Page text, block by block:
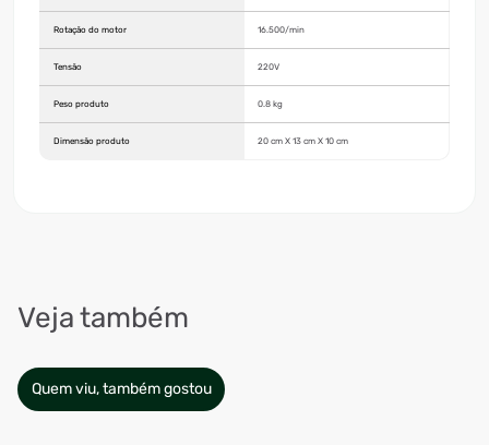
Rotação do motor 16.500/min
Tensão 220V
Peso produto 0.8 kg
Dimensão produto 20 cm X 13 cm X 10 cm
Veja também
Quem viu, também gostou